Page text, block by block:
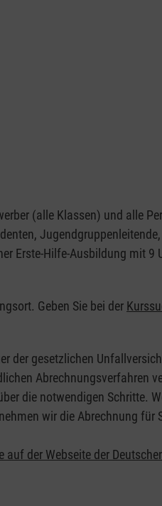
(alle Klassen) und alle
Erste-Hilfe-Ausbildung mit 9
Geben Sie bei der
der gesetzlichen
Abrechnungsverfahren
die notwendigen Schritte.
wir die Abrechnung für
der Webseite der